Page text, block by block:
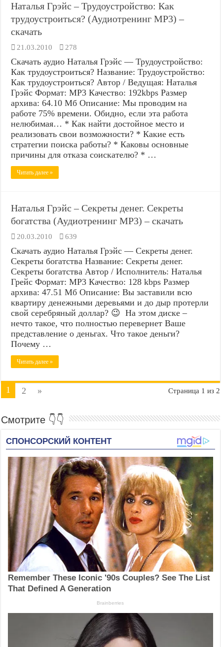
Наталья Грэйс – Трудоустройство: Как
трудоустроиться? (Аудиотренинг MP3) –
скачать
21.03.2010 278
Скачать аудио Наталья Грэйс — Трудоустройство:
Как трудоустроиться? Название: Трудоустройство:
Как трудоустроиться? Автор / Ведущая: Наталья
Грэйс Формат: MP3 Качество: 192kbps Размер
архива: 64.10 Мб Описание: Мы проводим на
работе 75% времени. Обидно, если эта работа
нелюбимая… * Как найти достойное место и
реализовать свои возможности? * Какие есть
стратегии поиска работы? * Каковы основные
причины для отказа соискателю? * …
Читать далее »
Наталья Грэйс – Секреты денег. Секреты
богатства (Аудиотренинг MP3) – скачать
20.03.2010 639
Скачать аудио Наталья Грэйс — Секреты денег.
Секреты богатства Название: Секреты денег.
Секреты богатства Автор / Исполнитель: Наталья
Грейс Формат: MP3 Качество: 128 kbps Размер
архива: 47.51 Мб Описание: Вы заставили всю
квартиру денежными деревьями и до дыр протерли
свой серебряный доллар? 😉 На этом диске –
нечто такое, что полностью перевернет Ваше
представление о деньгах. Что такое деньги?
Почему …
Читать далее »
Страница 1 из 2
1 2 »
Смотрите 👇👇